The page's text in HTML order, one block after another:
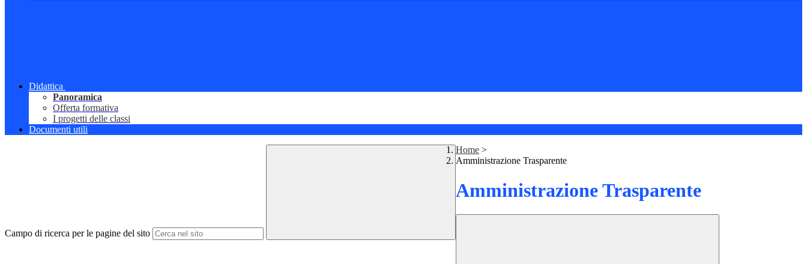
Didattica
Panoramica
Offerta formativa
I progetti delle classi
Documenti utili
Campo di ricerca per le pagine del sito
Home >
Amministrazione Trasparente
Amministrazione Trasparente